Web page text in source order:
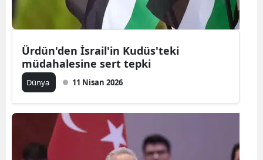
Ardahan
Osmaniye
Ürdün'den İsrail'in Kudüs'teki
müdahalesine sert tepki
Dünya 11 Nisan 2026